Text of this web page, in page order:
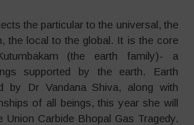
the particular to the universal, the
the local to the global. It is the core
(the earth family)- a
supported by the earth. Earth
by Dr Vandana Shiva, along with
of all beings, this year she will
Carbide Bhopal Gas Tragedy.